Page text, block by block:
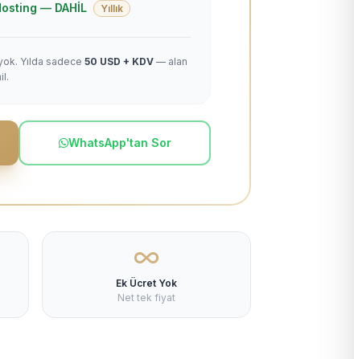
— DAHİL Yıllık
Yılda sadece 50 USD + KDV — alan
WhatsApp'tan Sor
Ek Ücret Yok
Net tek fiyat